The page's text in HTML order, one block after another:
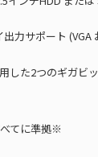
力サポート (VGA
した2つのギガビ
てに準拠※